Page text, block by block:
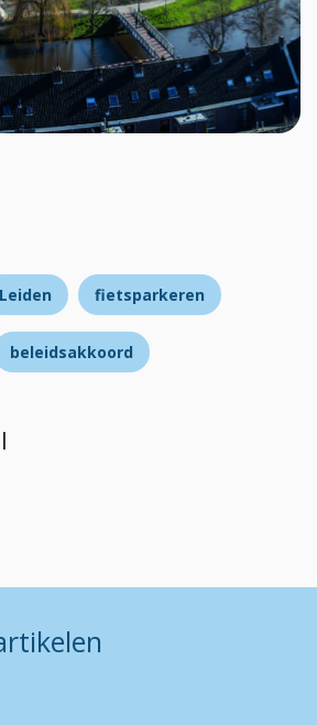
Leiden fietsparkeren
beleidsakkoord